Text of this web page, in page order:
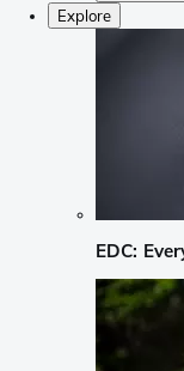
Explore
EDC: